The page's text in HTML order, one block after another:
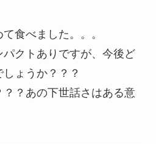
食べました。。。
クトありですが、今後ど
ょうか？？？
？？あの下世話さはある意